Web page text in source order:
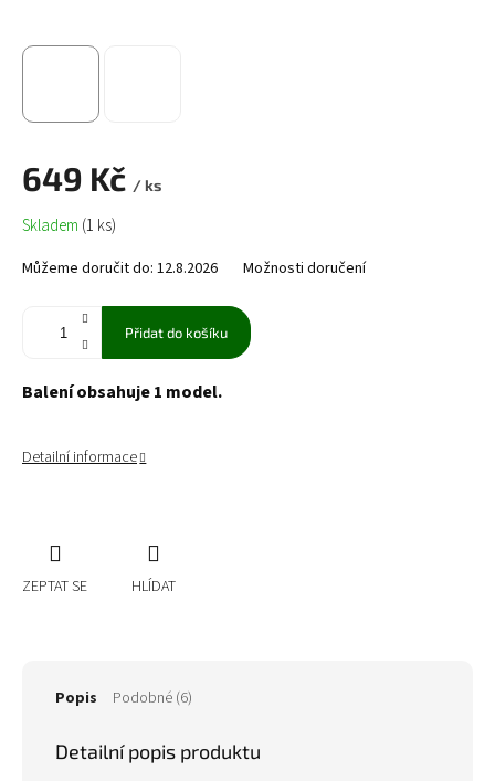
649 Kč / ks
Měrná
cena:
Skladem (1 ks)
Můžeme doručit do: 12.8.2026 Možnosti doručení
Přidat do košíku
Balení obsahuje 1 model.
Detailní informace
ZEPTAT SE HLÍDAT
Popis Podobné (6)
Detailní popis produktu